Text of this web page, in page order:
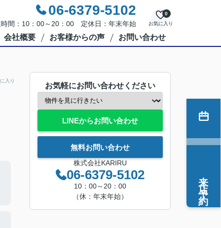
06-6379-5102
時間：10：00～20：00 定休日：年末年始 お気に入り
0
会社概要 お客様からの声 お問い合わせ
入り
お気軽にお問い合わせください
LINEからお問い合わせ
無料お問い合わせ
株式会社KARIRU
06-6379-5102
10：00～20：00
（休：年末年始）
来店予約